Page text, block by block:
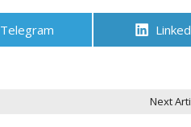
Compartir
Telegram
Next